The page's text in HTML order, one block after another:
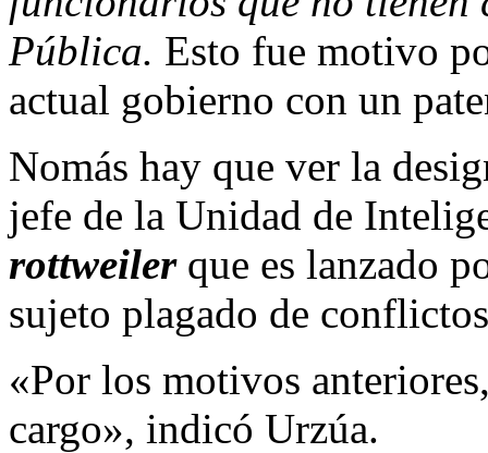
Pública. Esto fue motivo
actual gobierno con un
Nomás hay que ver la
jefe de la Unidad de
rottweiler que es lanzado
sujeto plagado de
«Por los motivos
cargo», indicó Urzúa.